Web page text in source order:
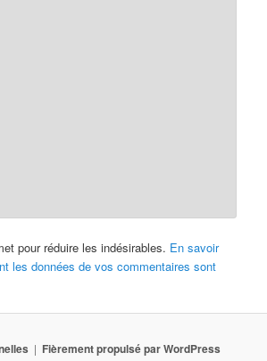
pour réduire les indésirables. En savoir
les données de vos commentaires sont
Fièrement propulsé par WordPress